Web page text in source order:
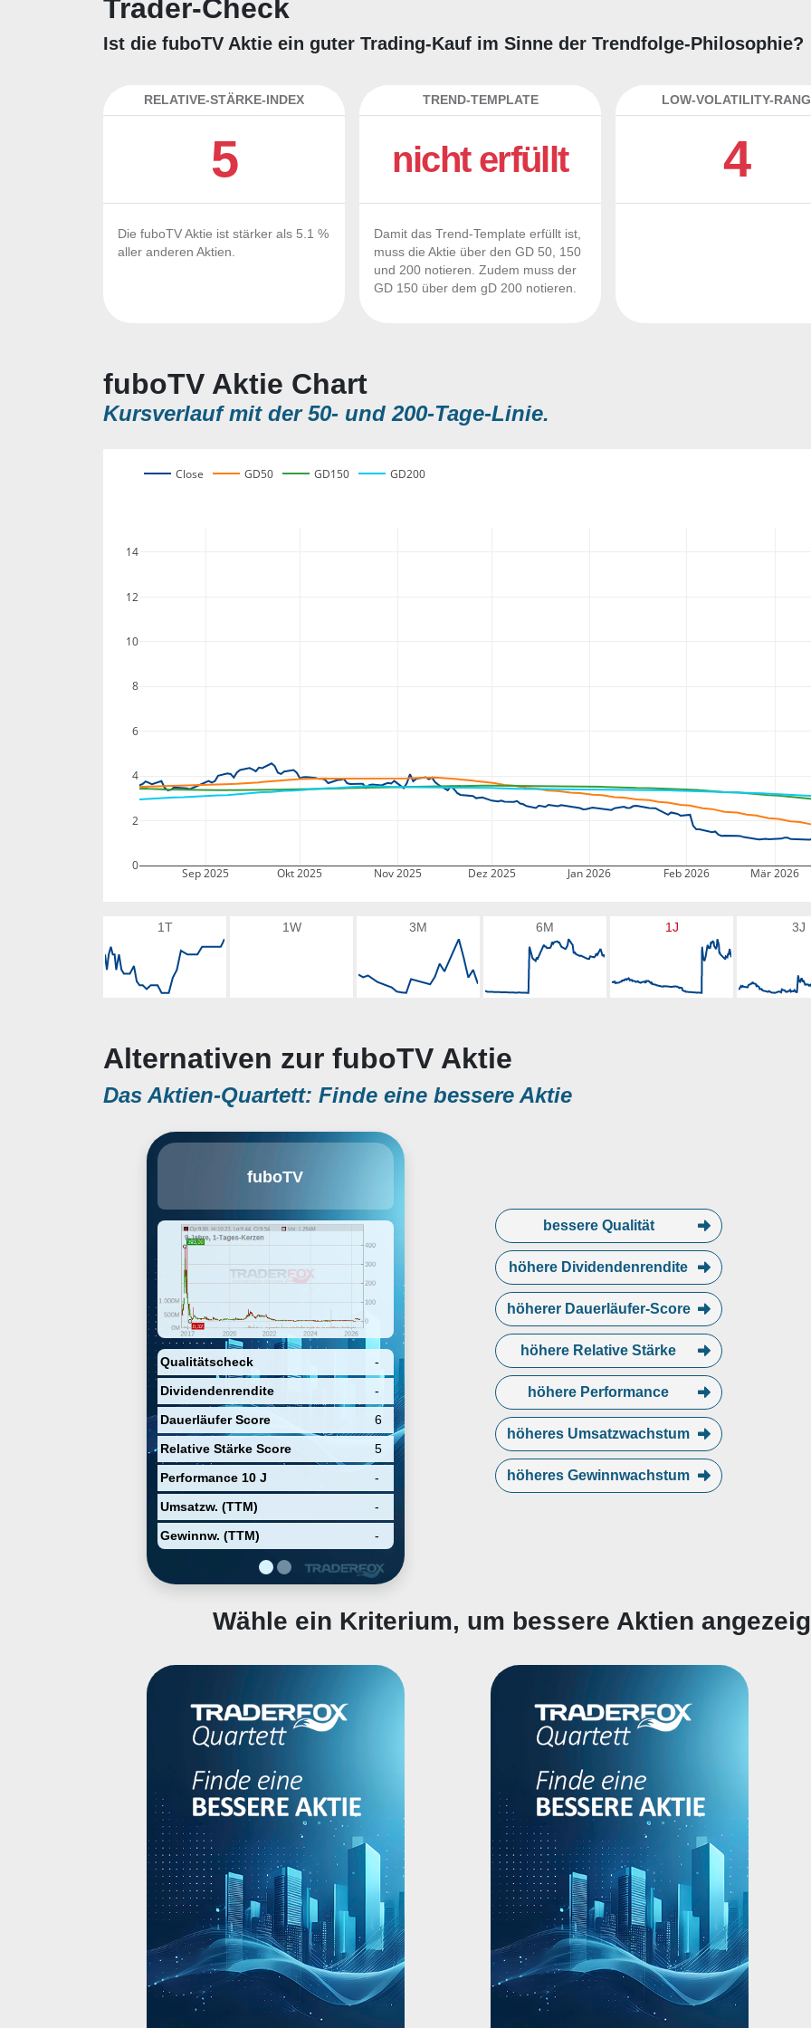
Trader-Check
Ist die fuboTV Aktie ein guter Trading-Kauf im Sinne der Trendfolge-Philosophie?
RELATIVE-STÄRKE-INDEX
5
Die fuboTV Aktie ist stärker als 5.1 %
aller anderen Aktien.
TREND-TEMPLATE
nicht erfüllt
Damit das Trend-Template erfüllt ist,
muss die Aktie über den GD 50, 150
und 200 notieren. Zudem muss der
GD 150 über dem gD 200 notieren.
LOW-VOLATILITY-RANG
4
fuboTV Aktie Chart
Kursverlauf mit der 50- und 200-Tage-Linie.
Sep 2025 Okt 2025 Nov 2025 Dez 2025 Jan 2026 Feb 2026 Mär 2026
0
2
4
6
8
10
12
14
Close GD50 GD150 GD200
1T 1W 3M 6M 1J 3J
Alternativen zur fuboTV Aktie
Das Aktien-Quartett: Finde eine bessere Aktie
fuboTV
Qualitätscheck
-
Dividendenrendite
-
Dauerläufer Score
6
Relative Stärke Score
5
Performance 10 J
-
Umsatzw. (TTM)
-
Gewinnw. (TTM)
-
subscription to sports, news, and
services through streaming
devices and on television, mobile
phones, tablets, and computers.
David Gandler, Alberto Horihuela
Suarez, and Sung Ho Choi on
February 20, 2009 and is
headquartered in New York, NY.
bessere Qualität
höhere Dividendenrendite
höherer Dauerläufer-Score
höhere Relative Stärke
höhere Performance
höheres Umsatzwachstum
höheres Gewinnwachstum
Wähle ein Kriterium, um bessere Aktien